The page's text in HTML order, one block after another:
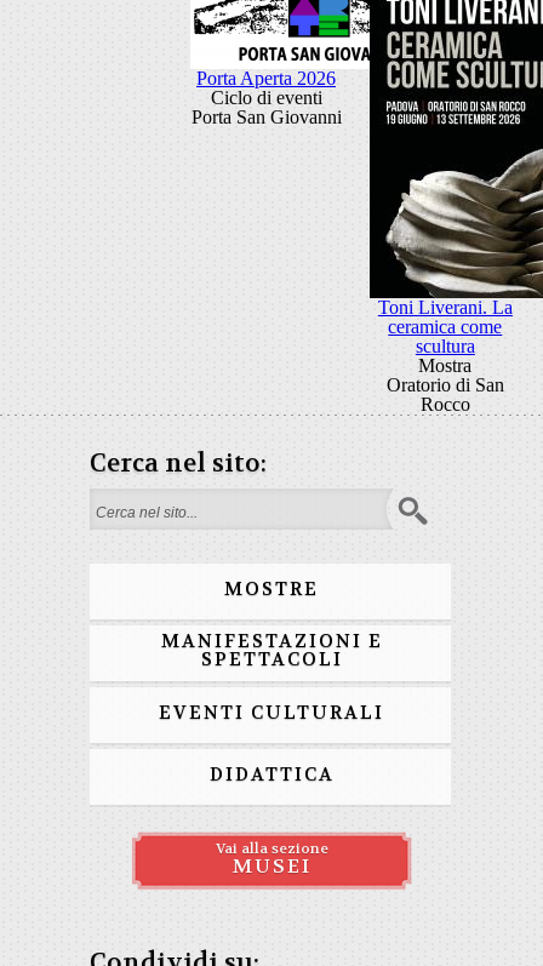
Porta Aperta 2026
Ciclo di eventi
Porta San Giovanni
Toni Liverani. La
ceramica come
scultura
Mostra
Oratorio di San
Rocco
Cerca nel sito:
Form di ricerca
MOSTRE
MANIFESTAZIONI E
SPETTACOLI
EVENTI CULTURALI
DIDATTICA
Vai alla sezione
MUSEI